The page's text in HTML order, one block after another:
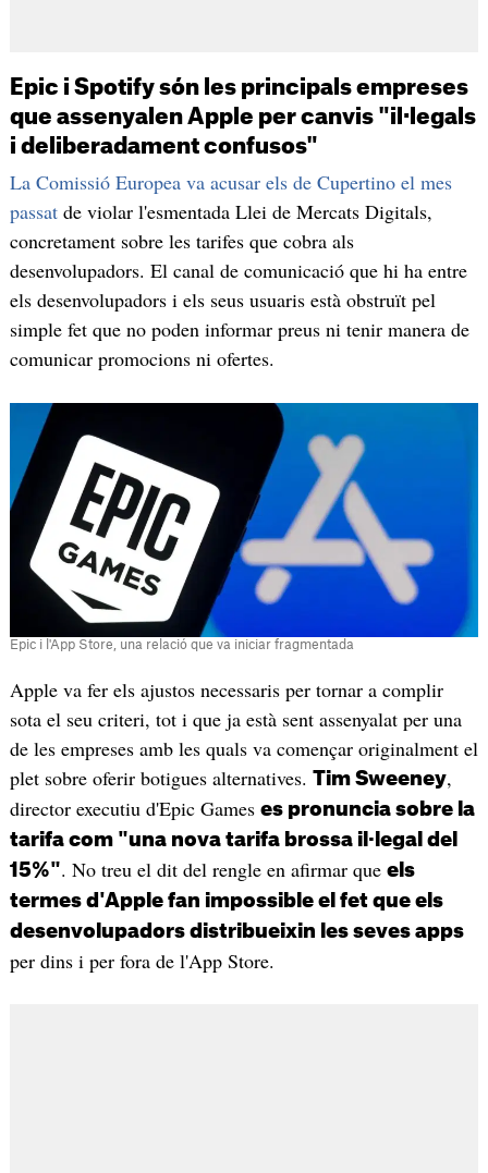
Epic i Spotify són les principals empreses
que assenyalen Apple per canvis "il·legals
i deliberadament confusos"
La Comissió Europea va acusar els de Cupertino el mes
passatde violar l'esmentada Llei de Mercats Digitals,
concretament sobre les tarifes que cobra als
desenvolupadors. El canal de comunicació que hi ha entre
els desenvolupadors i els seus usuaris està obstruït pel
simple fet que no poden informar preus ni tenir manera de
comunicar promocions ni ofertes.
Epic i l'App Store, una relació que va iniciar fragmentada
Apple va fer els ajustos necessaris per tornar a complir
sota el seu criteri, tot i que ja està sent assenyalat per una
de les empreses amb les quals va començar originalment el
plet sobre oferir botigues alternatives. Tim Sweeney,
director executiu d'Epic Games es pronuncia sobre la
tarifa com "una nova tarifa brossa il·legal del
15%". No treu el dit del rengle en afirmar que els
termes d'Apple fan impossible el fet que els
desenvolupadors distribueixin les seves apps
per dins i per fora de l'App Store.